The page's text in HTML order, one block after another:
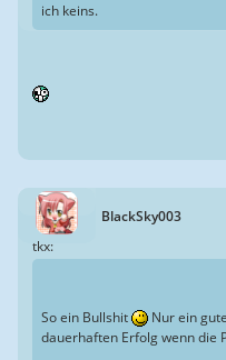
ich keins.
BlackSky003
tkx:
So ein Bullshit
Nur ein
dauerhaften Erfolg wenn die